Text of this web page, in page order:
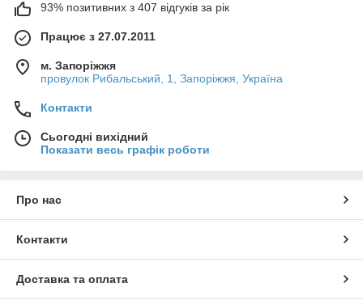
93% позитивних з 407 відгуків за рік
Працює з 27.07.2011
м. Запоріжжя
провулок Рибальський, 1, Запоріжжя, Україна
Контакти
Сьогодні вихідний
Показати весь графік роботи
Про нас
Контакти
Доставка та оплата